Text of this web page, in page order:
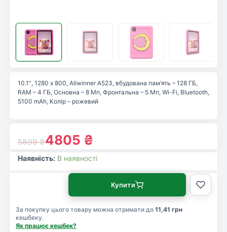
5899₴4805 ₴
10.1″, 1280 х 800, Allwinner A523, вбудована пам’ять – 128 ГБ,
RAM – 4 ГБ, Основна – 8 Мп, Фронтальна – 5 Мп, Wi-Fi, Bluetooth,
5100 mAh, Колір – рожевий
Наявність: В наявності
За покупку цього товару можна отримати до 11,41 грн
кешбеку.
Як працює кешбек?
Купити